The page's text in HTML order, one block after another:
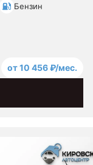
Бензин
от 10 456 ₽/мес.